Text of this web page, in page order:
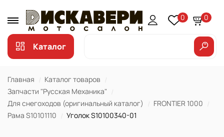
0 0
Каталог
Главная
Каталог товаров
Запчасти "Русская Механика"
Для снегоходов (оригинальный каталог)
FRONTIER 1000
Рама S10101110
Уголок S10100340-01